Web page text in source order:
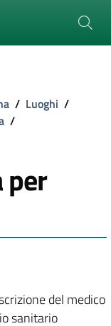
/ Luoghi /
/
per
del medico
sanitario